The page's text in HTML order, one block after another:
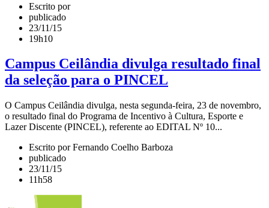
Escrito por
publicado
23/11/15
19h10
Campus Ceilândia divulga resultado final
da seleção para o PINCEL
O Campus Ceilândia divulga, nesta segunda-feira, 23 de novembro,
o resultado final do Programa de Incentivo à Cultura, Esporte e
Lazer Discente (PINCEL), referente ao EDITAL Nº 10...
Escrito por Fernando Coelho Barboza
publicado
23/11/15
11h58